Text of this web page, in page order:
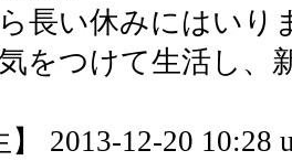
長い休みにはいり
をつけて生活し、
】 2013-12-20 10:28